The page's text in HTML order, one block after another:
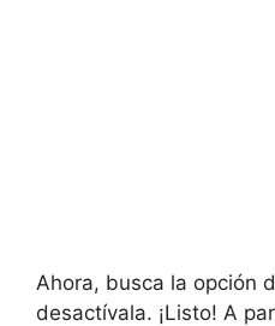
Ahora, busca la opción
desactívala. ¡Listo! A